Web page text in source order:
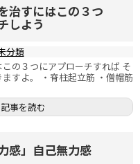
治すにはこの３つ
しよう
分類
の３つにアプローチすれば そ
すよ。 ・脊柱起立筋 ・僧帽筋
記事を読む
感」自己無力感